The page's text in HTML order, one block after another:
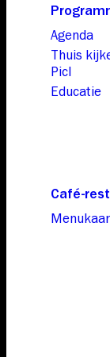
Agenda
Thuis
Picl
Educatie
Café-